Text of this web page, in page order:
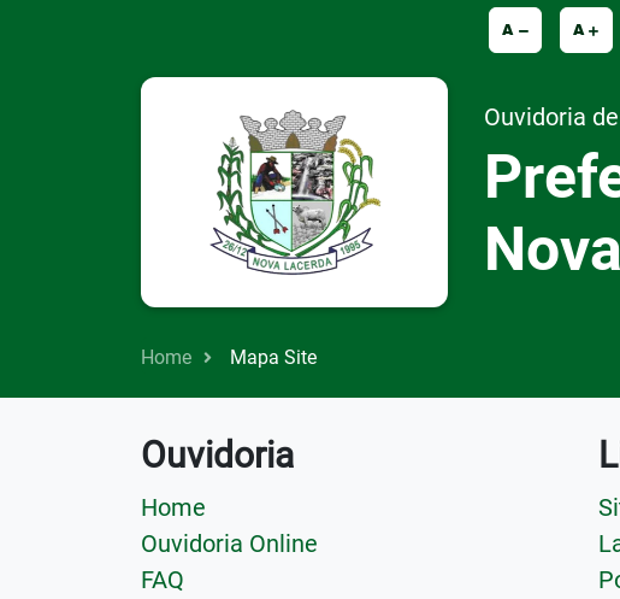
Seção de atalhos e links de acessibilidade
A A
Ouvidoria de
Home Mapa Site
Ouvidoria
Home
Ouvidoria Online
FAQ